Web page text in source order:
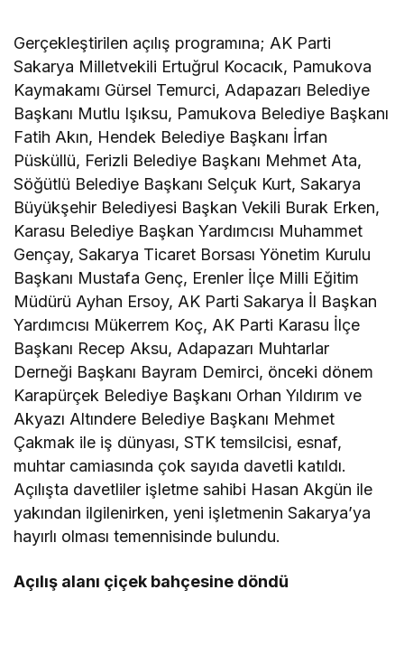
Gerçekleştirilen açılış programına; AK Parti
Sakarya Milletvekili Ertuğrul Kocacık, Pamukova
Kaymakamı Gürsel Temurci, Adapazarı Belediye
Başkanı Mutlu Işıksu, Pamukova Belediye Başkanı
Fatih Akın, Hendek Belediye Başkanı İrfan
Püsküllü, Ferizli Belediye Başkanı Mehmet Ata,
Söğütlü Belediye Başkanı Selçuk Kurt, Sakarya
Büyükşehir Belediyesi Başkan Vekili Burak Erken,
Karasu Belediye Başkan Yardımcısı Muhammet
Gençay, Sakarya Ticaret Borsası Yönetim Kurulu
Başkanı Mustafa Genç, Erenler İlçe Milli Eğitim
Müdürü Ayhan Ersoy, AK Parti Sakarya İl Başkan
Yardımcısı Mükerrem Koç, AK Parti Karasu İlçe
Başkanı Recep Aksu, Adapazarı Muhtarlar
Derneği Başkanı Bayram Demirci, önceki dönem
Karapürçek Belediye Başkanı Orhan Yıldırım ve
Akyazı Altındere Belediye Başkanı Mehmet
Çakmak ile iş dünyası, STK temsilcisi, esnaf,
muhtar camiasında çok sayıda davetli katıldı.
Açılışta davetliler işletme sahibi Hasan Akgün ile
yakından ilgilenirken, yeni işletmenin Sakarya’ya
hayırlı olması temennisinde bulundu.
Açılış alanı çiçek bahçesine döndü